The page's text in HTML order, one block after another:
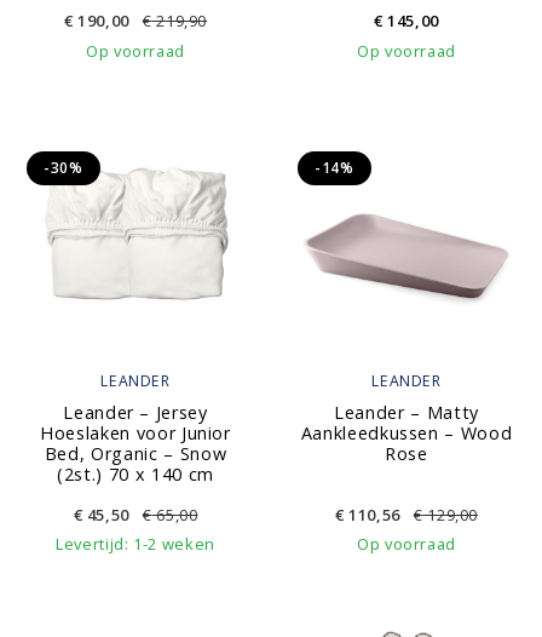
€ 190,00 €219,90
Op voorraad
€145,00
Op voorraad
LEANDER
Leander – Jersey
Hoeslaken voor Junior
Bed, Organic – Snow
(2st.) 70 x 140 cm
€ 45,50 €65,00
-30%
Levertijd: 1-2 weken
LEANDER
Leander – Matty
Aankleedkussen – Wood
Rose
€ 110,56 €129,00
-14%
Op voorraad